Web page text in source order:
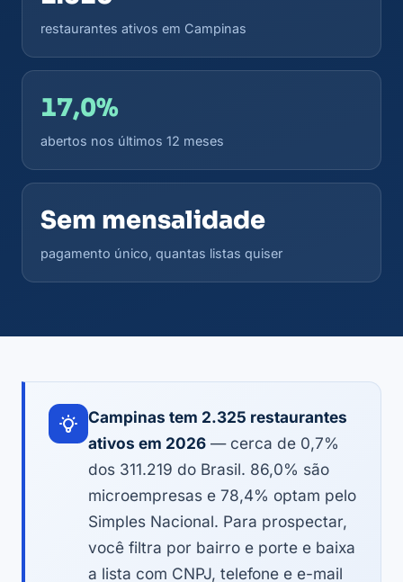
restaurantes ativos em Campinas
17,0%
abertos nos últimos 12 meses
Sem mensalidade
pagamento único, quantas listas quiser
Campinas tem 2.325 restaurantes
ativos em 2026 — cerca de 0,7%
dos 311.219 do Brasil. 86,0% são
microempresas e 78,4% optam pelo
Simples Nacional. Para prospectar,
você filtra por bairro e porte e baixa
a lista com CNPJ, telefone e e-mail